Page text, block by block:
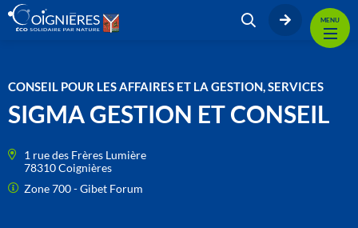
MENU
CONSEIL POUR LES AFFAIRES ET LA GESTION, SERVICES
SIGMA GESTION ET CONSEIL
1 rue des Frères Lumière
78310 Coignières
Zone 700 - Gibet Forum